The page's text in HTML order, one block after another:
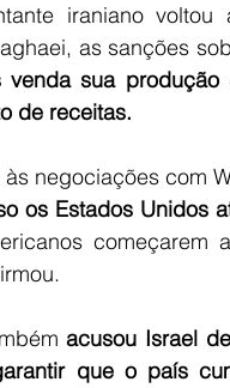
iraniano voltou
as sanções
sua produção
de receitas.
às negociações com
os Estados Unidos
acusou Israel
que o país